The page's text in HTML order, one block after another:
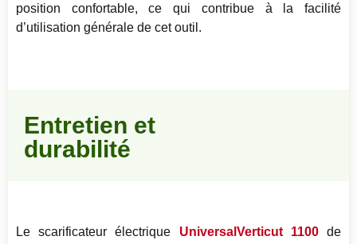
position confortable, ce qui contribue à la facilité
d’utilisation générale de cet outil.
Entretien et
durabilité
Le scarificateur électrique UniversalVerticut 1100de